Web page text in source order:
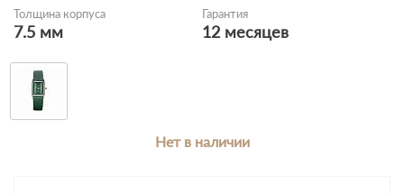
Толщина корпуса
7.5 мм
Гарантия
12 месяцев
Нет в наличии